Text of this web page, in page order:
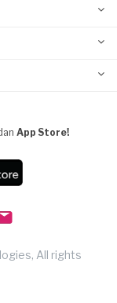
App Store!
All rights